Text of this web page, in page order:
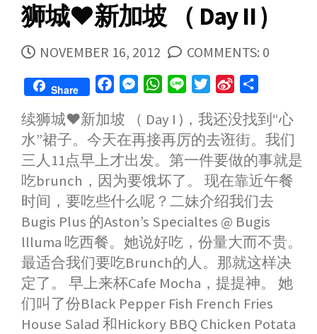
狮城♥新加坡 （ Day II )
PUBLISHED
DATE
NOVEMBER 16, 2012 COMMENTS: 0
Share
c
e
b
o
o
k
s
s
e
n
g
e
r
W
a
t
A
p
n
e
i
t
t
e
n
a
W
e
i
o
a
e
续狮城♥新加坡 （ Day I )，我还没找到“心
水”裙子。今天在再接再厉的去诳街。我们
三人11点早上才出发。第一件要做的事就是
吃brunch，因为要饿坏了。 现在靠近午餐
时间，要吃些什么呢？二妹介绍我们去
Bugis Plus 的Aston’s Specialtes @ Bugis
llluma 吃西餐。她说好吃，份量大而不贵。
最适合我们要吃Brunch的人。那就这样决
定了。 早上来杯Cafe Mocha，提提神。 她
们叫了份Black Pepper Fish French Fries
House Salad 和Hickory BBQ Chicken Potata